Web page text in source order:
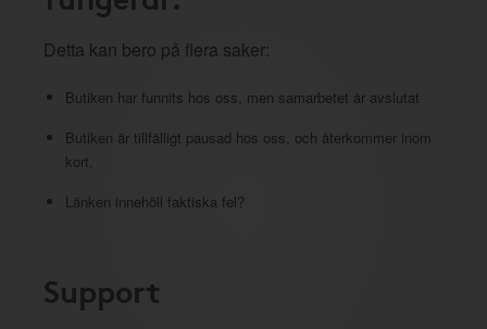
Detta kan bero på flera saker:
Butiken har funnits hos oss, men samarbetet är avslutat
Butiken är tillfälligt pausad hos oss, och återkommer inom
kort.
Länken innehöll faktiska fel?
Support